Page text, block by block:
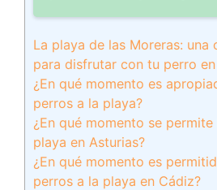
La playa de las Moreras:
para disfrutar con tu perro
¿En qué momento es
perros a la playa?
¿En qué momento se
playa en Asturias?
¿En qué momento es
perros a la playa en Cádiz?